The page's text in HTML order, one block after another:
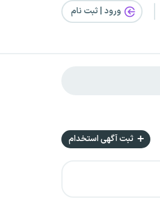
ورود | ثبت‌ نام
ثبت آگهی استخدام